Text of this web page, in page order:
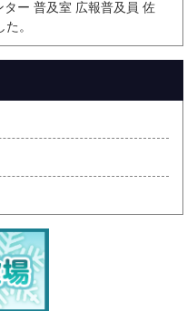
ー 普及室 広報普及員 佐
。